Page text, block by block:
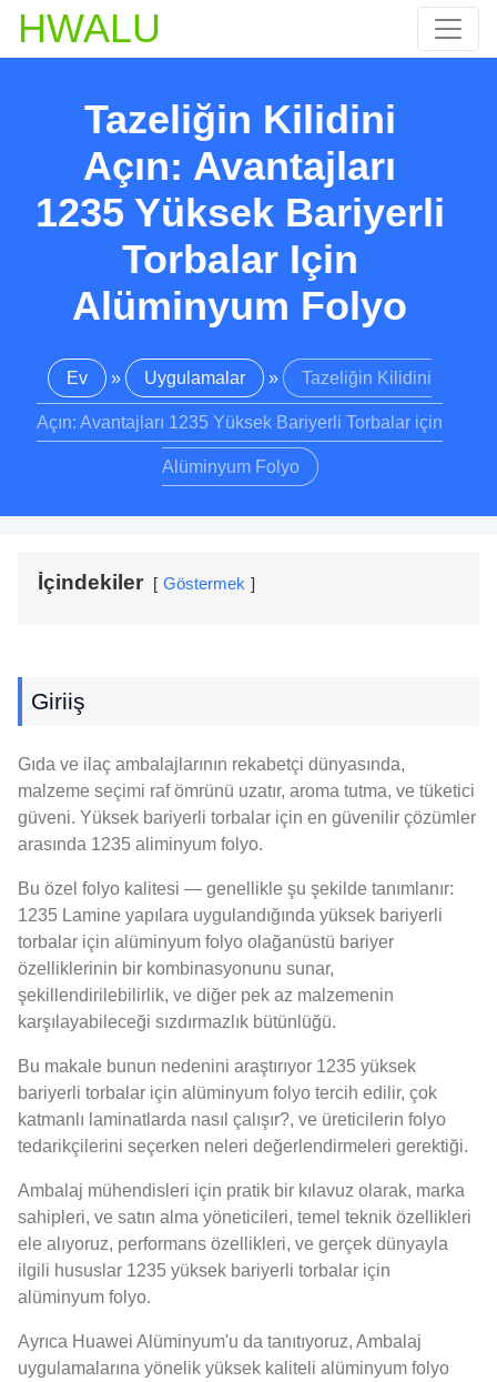
HWALU
Tazeliğin Kilidini
Açın: Avantajları
1235 Yüksek Bariyerli
Torbalar Için
Alüminyum Folyo
Ev » Uygulamalar » Tazeliğin Kilidini
Açın: Avantajları 1235 Yüksek Bariyerli Torbalar için
Alüminyum Folyo
İçindekiler Göstermek
Giriiş
Gıda ve ilaç ambalajlarının rekabetçi dünyasında,
malzeme seçimi raf ömrünü uzatır, aroma tutma, ve tüketici
güveni. Yüksek bariyerli torbalar için en güvenilir çözümler
arasında 1235 aliminyum folyo.
Bu özel folyo kalitesi — genellikle şu şekilde tanımlanır:
1235 Lamine yapılara uygulandığında yüksek bariyerli
torbalar için alüminyum folyo olağanüstü bariyer
özelliklerinin bir kombinasyonunu sunar,
şekillendirilebilirlik, ve diğer pek az malzemenin
karşılayabileceği sızdırmazlık bütünlüğü.
Bu makale bunun nedenini araştırıyor 1235 yüksek
bariyerli torbalar için alüminyum folyo tercih edilir, çok
katmanlı laminatlarda nasıl çalışır?, ve üreticilerin folyo
tedarikçilerini seçerken neleri değerlendirmeleri gerektiği.
Ambalaj mühendisleri için pratik bir kılavuz olarak, marka
sahipleri, ve satın alma yöneticileri, temel teknik özellikleri
ele alıyoruz, performans özellikleri, ve gerçek dünyayla
ilgili hususlar 1235 yüksek bariyerli torbalar için
alüminyum folyo.
Ayrıca Huawei Alüminyum'u da tanıtıyoruz, Ambalaj
uygulamalarına yönelik yüksek kaliteli alüminyum folyo